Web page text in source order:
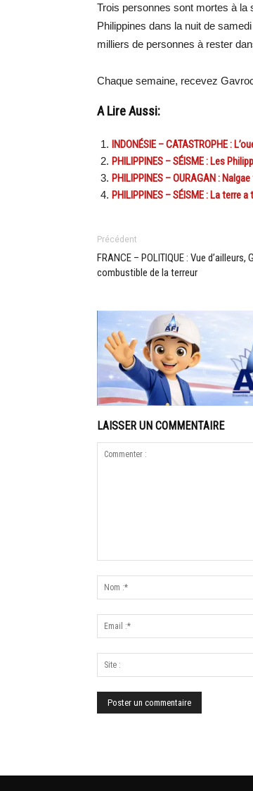
Trois personnes sont mortes à la
Philippines dans la nuit de
milliers de personnes à rester
Chaque semaine, recevez
A Lire Aussi:
INDONÉSIE – CATASTROPHE :
PHILIPPINES – SÉISME : Les
PHILIPPINES – OURAGAN :
PHILIPPINES – SÉISME : La terre
Précédent
FRANCE – POLITIQUE : Vue d’ailleurs,
combustible de la terreur
LAISSER UN COMMENTAIRE